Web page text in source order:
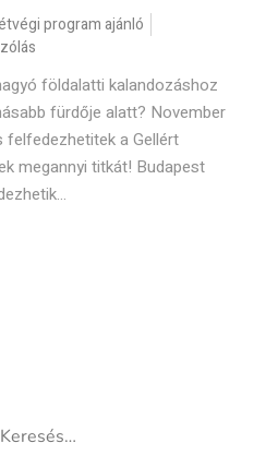
program ajánló
földalatti kalandozáshoz
fürdője alatt? November
felfedezhetitek a Gellért
megannyi titkát! Budapest